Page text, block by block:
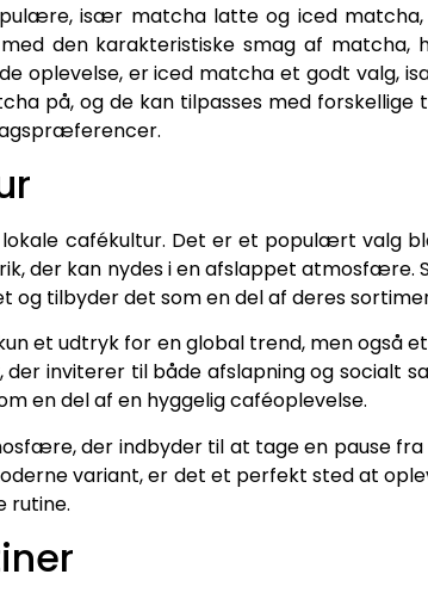
især matcha latte og iced matcha,
den karakteristiske smag af matcha,
oplevelse, er iced matcha et godt valg,
på, og de kan tilpasses med
cafékultur. Det er et populært valg
der kan nydes i en afslappet atmosfære.
tilbyder det som en del af deres
et udtryk for en global trend, men også
inviterer til både afslapning og socialt
en del af en hyggelig caféoplevelse.
der indbyder til at tage en pause fra
variant, er det et perfekt sted at
rutine.